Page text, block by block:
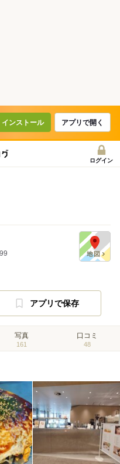
インストール アプリで開く
ログイン
アプリで保存
写真
161
口コミ
48